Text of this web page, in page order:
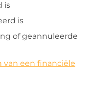
is
is
of geannuleerde
een financiële